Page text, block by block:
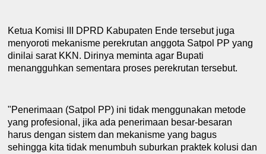
Ketua Komisi III DPRD Kabupaten Ende tersebutjuga
menyoroti mekanisme perekrutan anggota Satpol PP yang
dinilai sarat KKN. Dirinya meminta agar Bupati
menangguhkan sementara proses perekrutan tersebut.
"Penerimaan (Satpol PP) ini tidak menggunakan metode
yang profesional, jika ada penerimaan besar-besaran
harus dengan sistem dan mekanisme yang bagus
sehingga kita tidak menumbuh suburkan praktek kolusi dan